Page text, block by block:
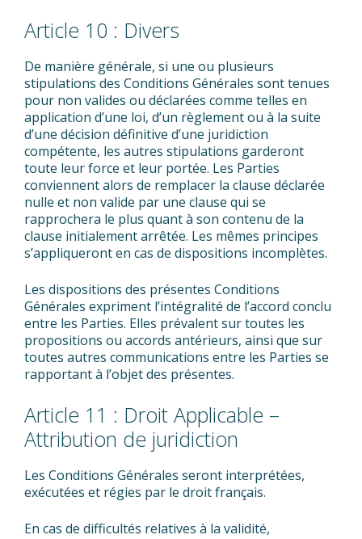
Article 10 : Divers
De manière générale, si une ou plusieurs
stipulations des Conditions Générales sont tenues
pour non valides ou déclarées comme telles en
application d’une loi, d’un règlement ou à la suite
d’une décision définitive d’une juridiction
compétente, les autres stipulations garderont
toute leur force et leur portée. Les Parties
conviennent alors de remplacer la clause déclarée
nulle et non valide par une clause qui se
rapprochera le plus quant à son contenu de la
clause initialement arrêtée. Les mêmes principes
s’appliqueront en cas de dispositions incomplètes.
Les dispositions des présentes Conditions
Générales expriment l’intégralité de l’accord conclu
entre les Parties. Elles prévalent sur toutes les
propositions ou accords antérieurs, ainsi que sur
toutes autres communications entre les Parties se
rapportant à l’objet des présentes.
Article 11 : Droit Applicable –
Attribution de juridiction
Les Conditions Générales seront interprétées,
exécutées et régies par le droit français.
En cas de difficultés relatives à la validité,